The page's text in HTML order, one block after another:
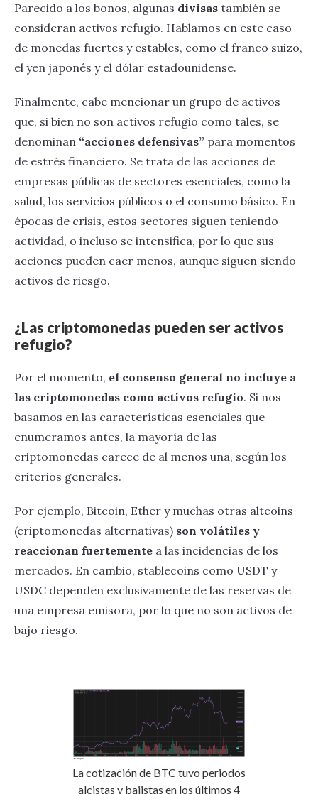
Parecido a los bonos, algunas divisas también se
consideran activos refugio. Hablamos en este caso
de monedas fuertes y estables, como el franco suizo,
el yen japonés y el dólar estadounidense.
Finalmente, cabe mencionar un grupo de activos
que, si bien no son activos refugio como tales, se
denominan “acciones defensivas” para momentos
de estrés financiero. Se trata de las acciones de
empresas públicas de sectores esenciales, como la
salud, los servicios públicos o el consumo básico. En
épocas de crisis, estos sectores siguen teniendo
actividad, o incluso se intensifica, por lo que sus
acciones pueden caer menos, aunque siguen siendo
activos de riesgo.
¿Las criptomonedas pueden ser activos
refugio?
Por el momento, el consenso general no incluye a
las criptomonedas como activos refugio. Si nos
basamos en las características esenciales que
enumeramos antes, la mayoría de las
criptomonedas carece de al menos una, según los
criterios generales.
Por ejemplo, Bitcoin, Ether y muchas otras altcoins
(criptomonedas alternativas) son volátiles y
reaccionan fuertemente a las incidencias de los
mercados. En cambio, stablecoins como USDT y
USDC dependen exclusivamente de las reservas de
una empresa emisora, por lo que no son activos de
bajo riesgo.
La cotización de BTC tuvo periodos
alcistas y bajistas en los últimos 4